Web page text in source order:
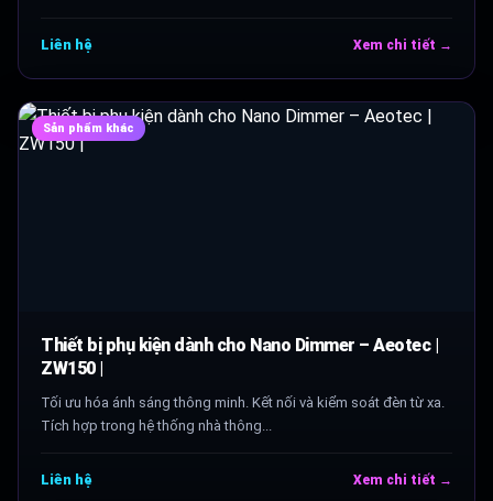
Liên hệ Xem chi tiết →
Sản phẩm khác
Thiết bị phụ kiện dành cho Nano Dimmer – Aeotec |
ZW150 |
Tối ưu hóa ánh sáng thông minh. Kết nối và kiểm soát đèn từ xa.
Tích hợp trong hệ thống nhà thông...
Liên hệ Xem chi tiết →